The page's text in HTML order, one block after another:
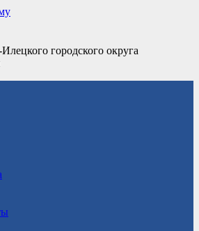
городского округа